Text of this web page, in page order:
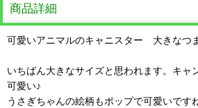
商品詳細
可愛いアニマルのキャニスター 大きなつ
いちばん大きなサイズと思われます。キャ
可愛い♪
うさぎちゃんの絵柄もポップで可愛いです